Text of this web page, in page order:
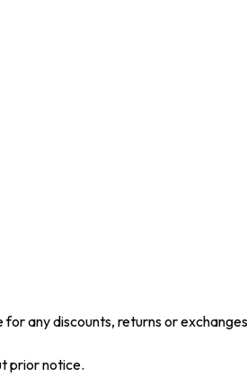
any discounts, returns or
prior notice.